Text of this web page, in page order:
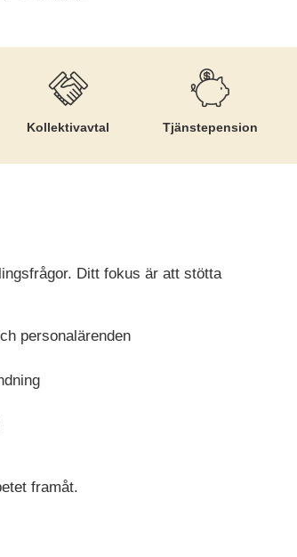
Kollektiv­avtal Tjänste­pension
Ditt fokus är att stötta
personalärenden
framåt.